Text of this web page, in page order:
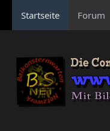
Startseite Forum